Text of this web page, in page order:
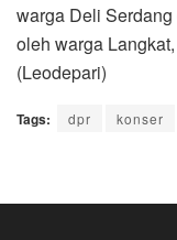
warga Deli
oleh warga
(Leodepari)
Tags: dpr konser